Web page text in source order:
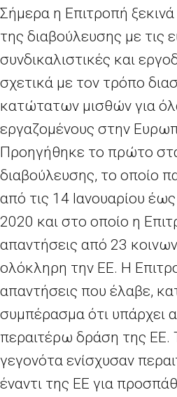
Σήμερα η Επιτροπή
της διαβούλευσης με τις
συνδικαλιστικές και
σχετικά με τον τρόπο
κατώτατων μισθών για
εργαζομένους στην
Προηγήθηκε το πρώτο
διαβούλευσης, το οποίο
από τις 14 Ιανουαρίου
2020 και στο οποίο η
απαντήσεις από 23
ολόκληρη την ΕΕ. Η
απαντήσεις που έλαβε,
συμπέρασμα ότι υπάρχει
περαιτέρω δράση της
γεγονότα ενίσχυσαν
έναντι της ΕΕ για